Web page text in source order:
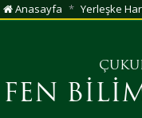
Anasayfa Yerleşke
FEN